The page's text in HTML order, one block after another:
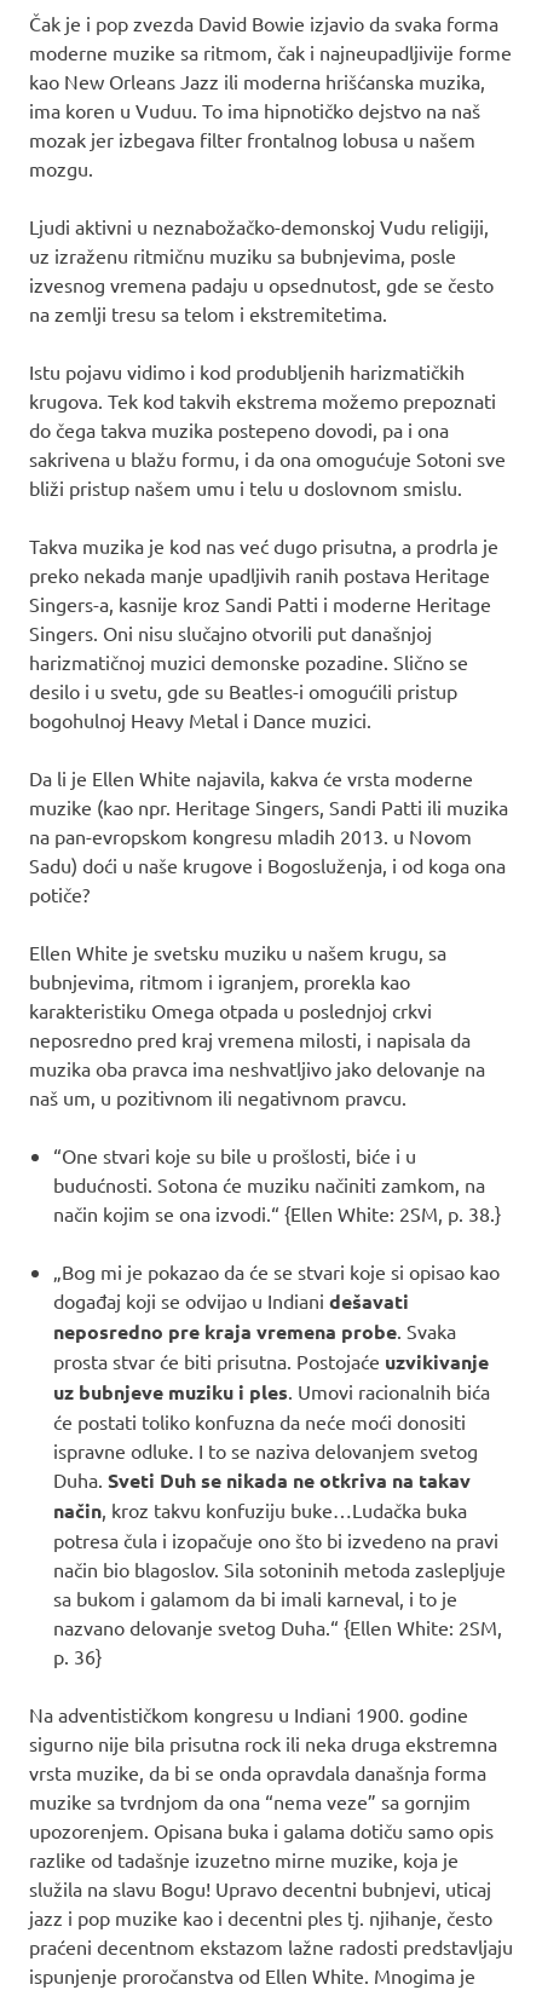
Čak je i pop zvezda David Bowie izjavio da svaka forma
moderne muzike sa ritmom, čak i najneupadljivije forme
kao New Orleans Jazz ili moderna hrišćanska muzika,
ima koren u Vuduu. To ima hipnotičko dejstvo na naš
mozak jer izbegava filter frontalnog lobusa u našem
mozgu.
Ljudi aktivni u neznabožačko-demonskoj Vudu religiji,
uz izraženu ritmičnu muziku sa bubnjevima, posle
izvesnog vremena padaju u opsednutost, gde se često
na zemlji tresu sa telom i ekstremitetima.
Istu pojavu vidimo i kod produbljenih harizmatičkih
krugova. Tek kod takvih ekstrema možemo prepoznati
do čega takva muzika postepeno dovodi, pa i ona
sakrivena u blažu formu, i da ona omogućuje Sotoni sve
bliži pristup našem umu i telu u doslovnom smislu.
Takva muzika je kod nas već dugo prisutna, a prodrla je
preko nekada manje upadljivih ranih postava Heritage
Singers-a, kasnije kroz Sandi Patti i moderne Heritage
Singers. Oni nisu slučajno otvorili put današnjoj
harizmatičnoj muzici demonske pozadine. Slično se
desilo i u svetu, gde su Beatles-i omogućili pristup
bogohulnoj Heavy Metal i Dance muzici.
Da li je Ellen White najavila, kakva će vrsta moderne
muzike (kao npr. Heritage Singers, Sandi Patti ili muzika
na pan-evropskom kongresu mladih 2013. u Novom
Sadu) doći u naše krugove i Bogosluženja, i od koga ona
potiče?
Ellen White je svetsku muziku u našem krugu, sa
bubnjevima, ritmom i igranjem, prorekla kao
karakteristiku Omega otpada u poslednjoj crkvi
neposredno pred kraj vremena milosti, i napisala da
muzika oba pravca ima neshvatljivo jako delovanje na
naš um, u pozitivnom ili negativnom pravcu.
“One stvari koje su bile u prošlosti, biće i u
budućnosti. Sotona će muziku načiniti zamkom, na
način kojim se ona izvodi.“ {Ellen White: 2SM, p. 38.}
„Bog mi je pokazao da će se stvari koje si opisao kao
događaj koji se odvijao u Indiani dešavati
neposredno pre kraja vremena probe . Svaka
prosta stvar će biti prisutna. Postojaće uzvikivanje
uz bubnjeve muziku i ples . Umovi racionalnih bića
će postati toliko konfuzna da neće moći donositi
ispravne odluke. I to se naziva delovanjem svetog
Duha. Sveti Duh se nikada ne otkriva na takav
način , kroz takvu konfuziju buke…Ludačka buka
potresa čula i izopačuje ono što bi izvedeno na pravi
način bio blagoslov. Sila sotoninih metoda zaslepljuje
sa bukom i galamom da bi imali karneval, i to je
nazvano delovanje svetog Duha.“ {Ellen White: 2SM,
p. 36}
Na adventističkom kongresu u Indiani 1900. godine
sigurno nije bila prisutna rock ili neka druga ekstremna
vrsta muzike, da bi se onda opravdala današnja forma
muzike sa tvrdnjom da ona “nema veze” sa gornjim
upozorenjem. Opisana buka i galama dotiču samo opis
razlike od tadašnje izuzetno mirne muzike, koja je
služila na slavu Bogu! Upravo decentni bubnjevi, uticaj
jazz i pop muzike kao i decentni ples tj. njihanje, često
praćeni decentnom ekstazom lažne radosti predstavljaju
ispunjenje proročanstva od Ellen White. Mnogima je